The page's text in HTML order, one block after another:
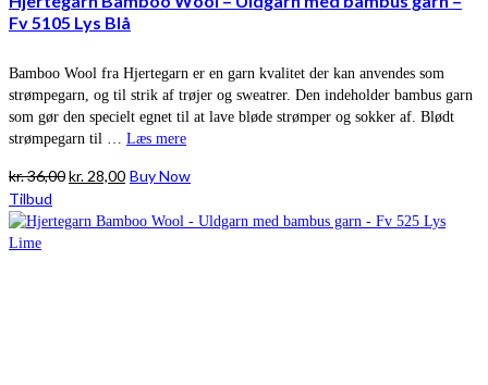
Fv 5105 Lys Blå
Bamboo Wool fra Hjertegarn er en garn kvalitet der kan anvendes som
strømpegarn, og til strik af trøjer og sweatrer. Den indeholder bambus garn
som gør den specielt egnet til at lave bløde strømper og sokker af. Blødt
strømpegarn til … Læs mere
kr.36,00Den
pris
kr. 28,00Den
pris
Buy Now
Tilbud